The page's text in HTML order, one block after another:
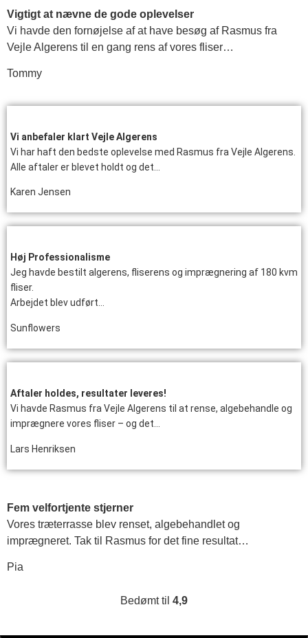
Vigtigt at nævne de gode oplevelser
Vi havde den fornøjelse af at have besøg af Rasmus fra
Vejle Algerens til en gang rens af vores fliser…
Tommy
Vi anbefaler klart Vejle Algerens
Vi har haft den bedste oplevelse med Rasmus fra Vejle Algerens.
Alle aftaler er blevet holdt og det…
Karen Jensen
Høj Professionalisme
Jeg havde bestilt algerens, fliserens og imprægnering af 180 kvm
fliser.
Arbejdet blev udført…
Sunflowers
Aftaler holdes, resultater leveres!
Vi havde Rasmus fra Vejle Algerens til at rense, algebehandle og
imprægnere vores fliser – og det…
Lars Henriksen
Fem velfortjente stjerner
Vores træterrasse blev renset, algebehandlet og
imprægneret. Tak til Rasmus for det fine resultat…
Pia
Bedømt til 4,9